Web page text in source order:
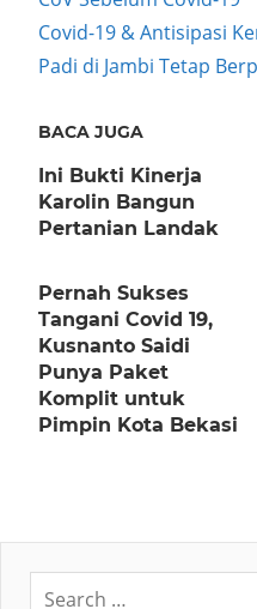
navigation
Next
Post:
Covid-19 & Antisipasi
Padi di Jambi Tetap
BACA JUGA
Ini Bukti Kinerja
Karolin Bangun
Pertanian Landak
Pernah Sukses
Tangani Covid 19,
Kusnanto Saidi
Punya Paket
Komplit untuk
Pimpin Kota Bekasi